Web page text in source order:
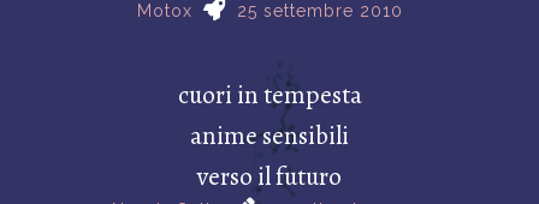
Motox 25 settembre 2010
cuori in tempesta
anime sensibili
verso il futuro